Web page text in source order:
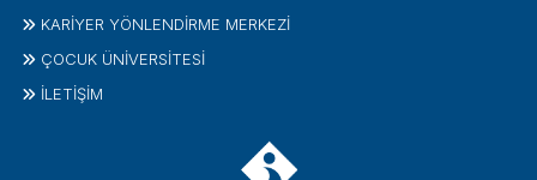
KARİYER YÖNLENDİRME MERKEZİ
ÇOCUK ÜNIVERSITESI
İLETIŞIM